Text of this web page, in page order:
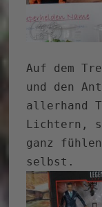
Auf dem
und den
allerhand
Lichtern,
ganz
selbst.